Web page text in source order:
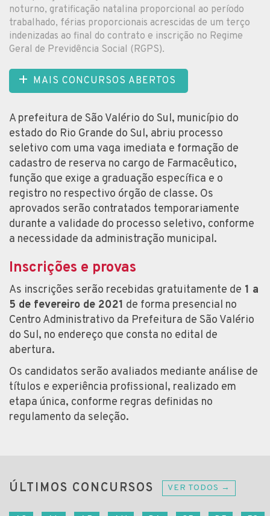
noturno, gratificação natalina proporcional ao período
trabalhado, férias proporcionais acrescidas de um terço
indenizadas ao final do contrato e inscrição no Regime
Geral de Previdência Social (RGPS).
MAIS CONCURSOS ABERTOS
A prefeitura de São Valério do Sul, município do
estado do Rio Grande do Sul, abriu processo
seletivo com uma vaga imediata e formação de
cadastro de reserva no cargo de Farmacêutico,
função que exige a graduação específica e o
registro no respectivo órgão de classe. Os
aprovados serão contratados temporariamente
durante a validade do processo seletivo, conforme
a necessidade da administração municipal.
Inscrições e provas
As inscrições serão recebidas gratuitamente de 1 a
5 de fevereiro de 2021 de forma presencial no
Centro Administrativo da Prefeitura de São Valério
do Sul, no endereço que consta no edital de
abertura.
Os candidatos serão avaliados mediante análise de
títulos e experiência profissional, realizado em
etapa única, conforme regras definidas no
regulamento da seleção.
ÚLTIMOS CONCURSOS VER TODOS →